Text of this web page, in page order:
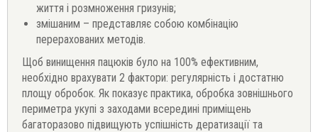
життя і розмноження гризунів;
змішаним – представляє собою комбінацію
перерахованих методів.
Щоб винищення пацюків було на 100% ефективним,
необхідно врахувати 2 фактори: регулярність і достатню
площу обробок. Як показує практика, обробка зовнішнього
периметра укупі з заходами всередині приміщень
багаторазово підвищують успішність дератизації та